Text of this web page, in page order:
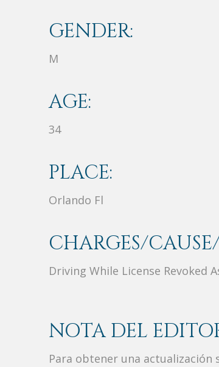
GENDER:
M
AGE:
34
PLACE:
Orlando Fl
CHARGES/
Driving While License Revoked
NOTA DEL
Para obtener una actualización